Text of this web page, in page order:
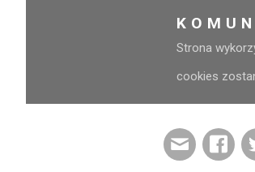
Strona
cookies